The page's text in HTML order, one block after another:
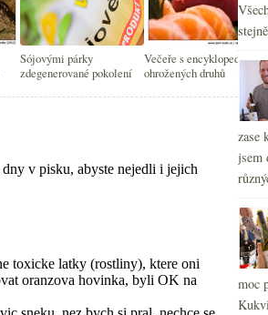
Sójovými párky
zdegenerované pokolení
Večeře s encyklopedií
ohrožených druhů
►
►
zase
jsem
moc